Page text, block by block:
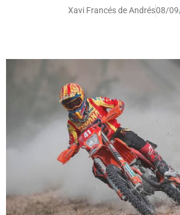
Xavi Francés de Andrés08/